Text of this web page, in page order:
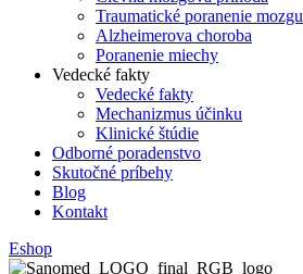
Traumatické poranenie mozgu
Alzheimerova choroba
Poranenie miechy
Vedecké fakty
Vedecké fakty
Mechanizmus účinku
Klinické štúdie
Odborné poradenstvo
Skutočné príbehy
Blog
Kontakt
Eshop